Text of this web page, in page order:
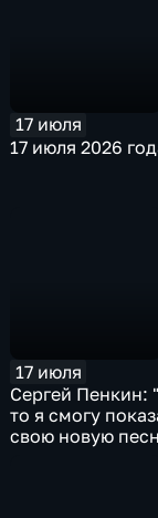
17 июля
17 июля 2026
17 июля
Сергей Пенкин:
то я смогу
свою новую